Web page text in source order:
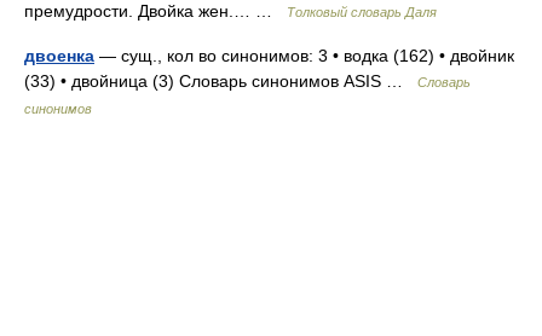
премудрости. Двойка жен.… …
Толковый словарь Даля
двоенка — сущ., кол во синонимов: 3 • водка (162) • двойник
(33) • двойница (3) Словарь синонимов ASIS …
Словарь
синонимов